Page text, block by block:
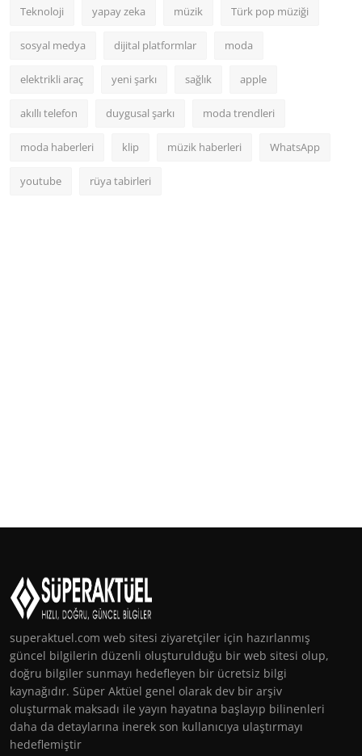
Teknoloji yapay zeka müzik Türk pop müziği
sosyal medya dijital platformlar moda
elektrikli araç yeni şarkı sağlık apple
akıllı telefon duygusal şarkı moda trendleri
moda haberleri klip müzik haberleri WhatsApp
youtube rüya tabirleri
superaktuel.com web sitesi ziyaretçiler için hazırlanmış
güncel bilgilerin düzenli oluşturulduğu bir web sitesi olup,
doğru bilgiler sunmayı hedefleyen bir ücretsiz bilgi
kaynağıdır. Süper Aktüel genel olarak dev bir arşiv
oluşturmak maksadı ile yayın hayatına başlayıp bilinenleri
daha da detaylarına inerek son kullanıcıya ulaştırmayı
hedeflemiştir